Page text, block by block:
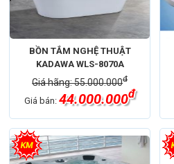
BỒN TẮM NGHỆ THUẬT
KADAWA WLS-8070A
Giá hãng: 55.000.000đ
Giá bán:44.000.000đ